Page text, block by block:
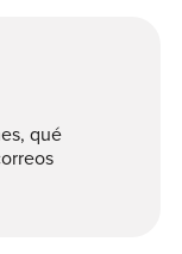
qué